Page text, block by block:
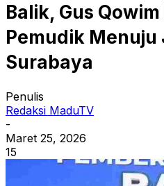
Balik, Gus
Pemudik
Surabaya
Penulis
Redaksi MaduTV
-
Maret 25, 2026
15